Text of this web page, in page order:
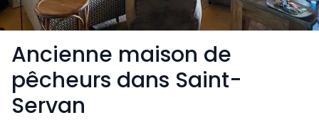
Ancienne maison de
pêcheurs dans Saint-
Servan